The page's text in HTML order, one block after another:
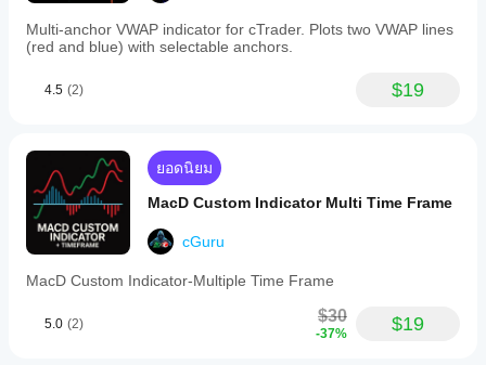
Multi-anchor VWAP indicator for cTrader. Plots two VWAP lines
(red and blue) with selectable anchors.
4.5 (2) $19
ยอดนิยม
MacD Custom Indicator Multi Time Frame
cGuru
MacD Custom Indicator-Multiple Time Frame
5.0 (2) $30
-37% $19